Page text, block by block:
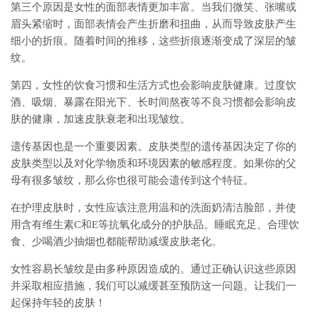
第三个原因是女性的面部表情更加丰富。当我们微笑、张嘴或
眉头紧缩时，面部表情会产生折磨和扭曲，从而导致皮肤产生
细小的折痕。随着时间的推移，这些折痕逐渐变成了深层的皱
纹。
第四，女性的饮食习惯和生活方式也会影响皮肤健康。过度饮
酒、吸烟、暴露在阳光下、长时间熬夜等不良习惯都会影响皮
肤的健康，加速皮肤衰老和出现皱纹。
遗传基因也是一个重要因素。皮肤类型的遗传基因决定了你的
皮肤类型以及对化学物质和环境因素的敏感程度。如果你的父
母有很多皱纹，那么你也很可能会遗传到这个特征。
在护理皮肤时，女性应该注意用温和的洗面奶清洁脸部，并使
用含有维生素C和E等抗氧化成分的护肤品。睡眠充足、合理饮
食、少喝酒少抽烟也都能帮助减缓皮肤老化。
女性容易长皱纹是由多种原因造成的。通过正确认识这些原因
并采取相应措施，我们可以减缓甚至预防这一问题。让我们一
起保持年轻的皮肤！